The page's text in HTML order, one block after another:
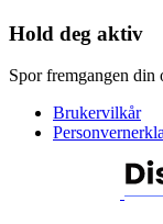
Hold deg aktiv
Spor fremgangen din
Brukervilkår